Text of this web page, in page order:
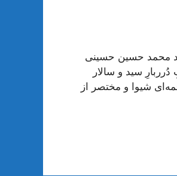
محمد حسین حسینی
سید و سالار
شیوا و مختصر از